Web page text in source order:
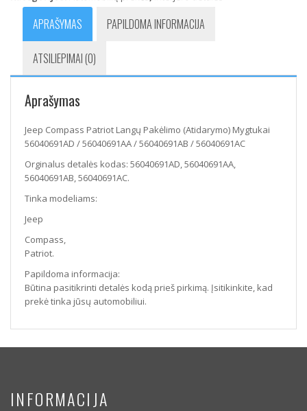
(Atidarymo)
Mygtukai
56040691AD
56040691AB
56040691AC
APRAŠYMAS PAPILDOMA INFORMACIJA
ATSILIEPIMAI (0)
Aprašymas
Jeep Compass Patriot Langų Pakėlimo (Atidarymo) Mygtukai
56040691AD / 56040691AA / 56040691AB / 56040691AC
Orginalus detalės kodas: 56040691AD, 56040691AA,
56040691AB, 56040691AC.
Tinka modeliams:
Jeep
Compass,
Patriot.
Papildoma informacija:
Būtina pasitikrinti detalės kodą prieš pirkimą. Įsitikinkite, kad
prekė tinka jūsų automobiliui.
INFORMACIJA